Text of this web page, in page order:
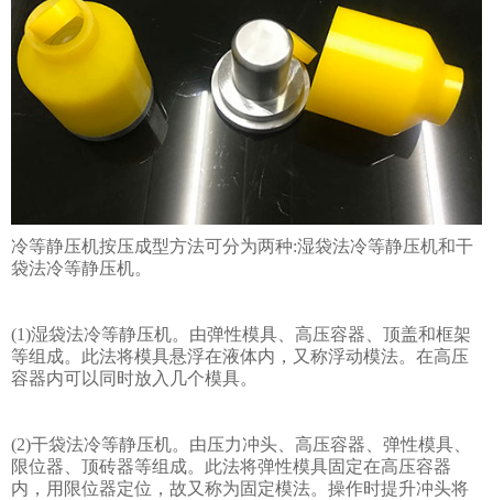
冷等静压机按压成型方法可分为两种:湿袋法冷等静压机和干
袋法冷等静压机。
(1)湿袋法冷等静压机。由弹性模具、高压容器、顶盖和框架
等组成。此法将模具悬浮在液体内，又称浮动模法。在高压
容器内可以同时放入几个模具。
(2)干袋法冷等静压机。由压力冲头、高压容器、弹性模具、
限位器、顶砖器等组成。此法将弹性模具固定在高压容器
内，用限位器定位，故又称为固定模法。操作时提升冲头将